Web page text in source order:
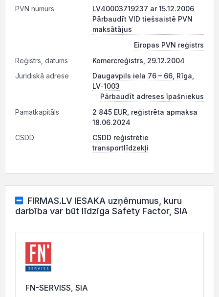
PVN numurs
LV40003719237 ar 15.12.2006
Pārbaudīt VID tiešsaistē PVN
maksātājus
Eiropas PVN reģistrs
Reģistrs, datums
Komercreģistrs, 29.12.2004
Juridiskā adrese
Daugavpils iela 76 – 66, Rīga,
LV-1003
Pārbaudīt adreses īpašniekus
Pamatkapitāls
2 845 EUR, reģistrēta apmaksa
18.06.2024
CSDD
CSDD reģistrētie
transportlīdzekļi
FIRMAS.LV IESAKA uzņēmumus, kuru
darbība var būt līdzīga Safety Factor, SIA
FN-SERVISS, SIA